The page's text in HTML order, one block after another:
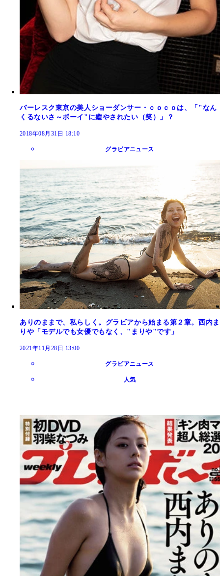
バーレスク東京の美人ショーダンサー・ｃｏｃｏは、「"なん
くるないさ～ボーイ"に癒やされたい（笑）」？
2018年08月31日 18:10
グラビアニュース
ありのままで、私らしく。グラビアから始まる第２章。西内ま
りや「モデルでも女優でもなく、"まりや"です」
2021年11月28日 13:00
グラビアニュース
人気